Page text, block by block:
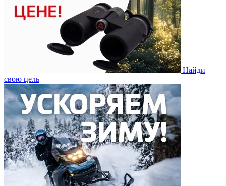
Найди
свою цель